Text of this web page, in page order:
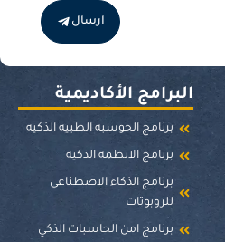
ارسال
البرامج الأكاديمية
برنامج الحوسبه الطبيه الذكيه
برنامج الانظمه الذكيه
برنامج الذكاء الاصطناعي
للروبوتات
برنامج امن الحاسبات الذكي